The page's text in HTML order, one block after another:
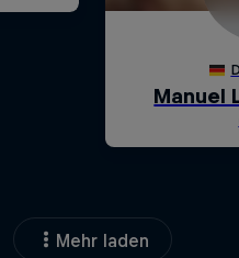
Mehr laden